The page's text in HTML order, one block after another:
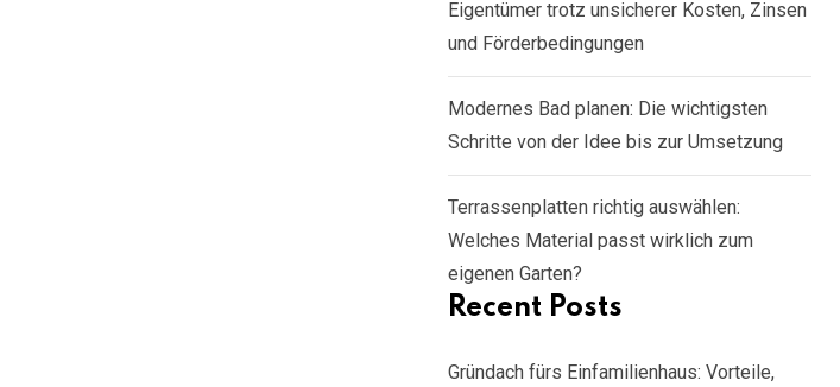
Eigentümer trotz unsicherer Kosten, Zinsen
und Förderbedingungen
Modernes Bad planen: Die wichtigsten
Schritte von der Idee bis zur Umsetzung
Terrassenplatten richtig auswählen:
Welches Material passt wirklich zum
eigenen Garten?
Recent Posts
Gründach fürs Einfamilienhaus: Vorteile,